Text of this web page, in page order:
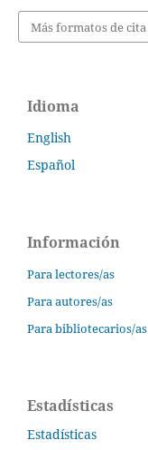
Más formatos de cita
Idioma
English
Español
Información
Para lectores/as
Para autores/as
Para bibliotecarios/as
Estadísticas
Estadísticas